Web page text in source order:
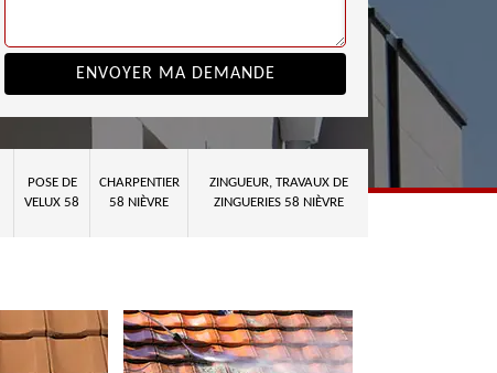
POSE DE
VELUX 58
CHARPENTIER
58 NIÈVRE
ZINGUEUR, TRAVAUX DE
ZINGUERIES 58 NIÈVRE